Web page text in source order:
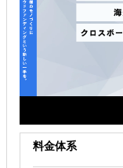
自社商材の現地での
料金体系